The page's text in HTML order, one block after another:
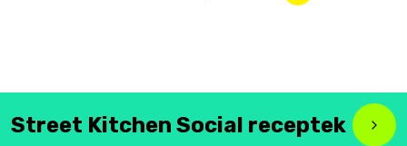
Street Kitchen Social receptek